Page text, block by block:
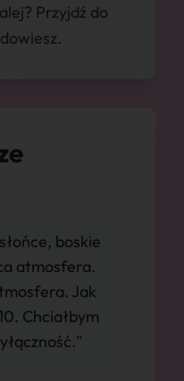
Przyjdź do
boskie
atmosfera.
Jak
Chciałbym